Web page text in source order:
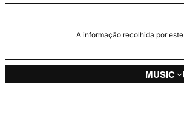
A informação recolhida por
MUSIC